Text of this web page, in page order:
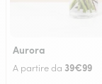
Aurora
A partire da 39€99